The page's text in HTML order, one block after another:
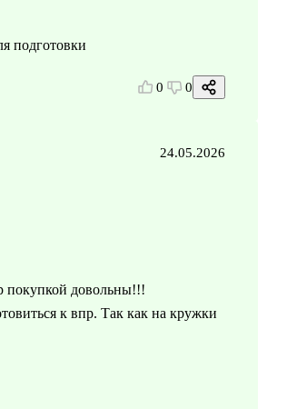
подготовки
0 0
24.05.2026
покупкой довольны!!!
к впр. Так как на кружки